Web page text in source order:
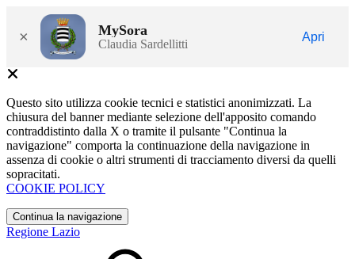
× MySora
Claudia Sardellitti
Apri
Questo sito utilizza cookie tecnici e statistici anonimizzati. La
chiusura del banner mediante selezione dell'apposito comando
contraddistinto dalla X o tramite il pulsante "Continua la
navigazione" comporta la continuazione della navigazione in
assenza di cookie o altri strumenti di tracciamento diversi da quelli
sopracitati.
COOKIE POLICY
Continua la navigazione
Regione Lazio